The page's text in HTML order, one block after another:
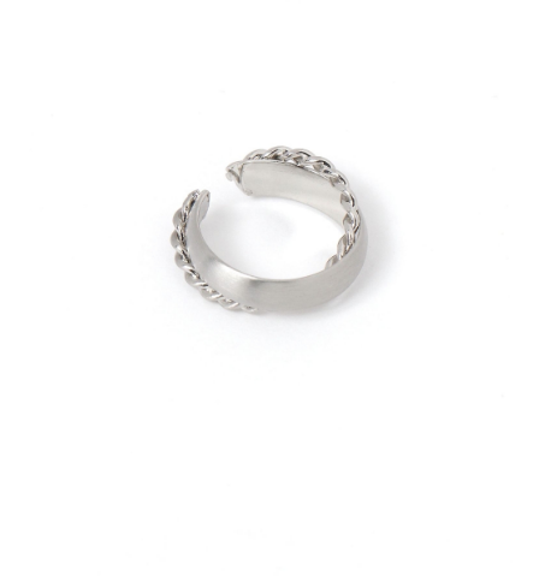
５．嚴禁一人註冊多個帳號或使用他人資訊註冊。若發現惡意使用之情形，
恩沛科技股份有限公司將有權停止該用戶之使用額度並採取法律行動。